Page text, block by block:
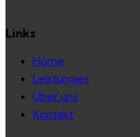
Links
Home
Leistungen
Über uns
Kontakt